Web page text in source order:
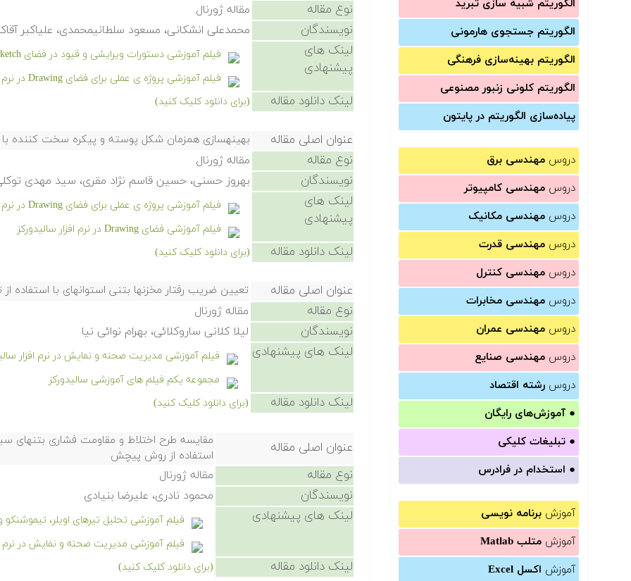
الگوریتم شبیه سازی تبرید
الگوریتم جستجوی هارمونی
الگوریتم بهینه‌سازی فرهنگی
الگوریتم کلونی زنبور مصنوعی
پیاده‌سازی الگوریتم در پایتون
دروس مهندسی برق
دروس مهندسی کامپیوتر
دروس مهندسی مکانیک
دروس مهندسی قدرت
دروس مهندسی کنترل
دروس مهندسی مخابرات
دروس مهندسی عمران
دروس مهندسی صنایع
دروس رشته اقتصاد
● آموزش‌های رایگان
● تبلیغات کلیکی
● استخدام در فرادرس
آموزش برنامه نویسی
آموزش متلب Matlab
آموزش اکسل Excel
نوع مقاله مقاله ژورنال
نویسندگان محمدعلی انشکانی، مسعود سلطانیمحمدی، علیاکبر
لینک های
پیشنهادی
فیلم آموزشی دستورات ویرایشی و قیود در فضای Sketch نرم افزار سالیدورکز
فیلم آموزشی پروژه ی عملی برای فضای Drawing در نرم افزار سالیدورکز
لینک دانلود مقاله (برای دانلود کلیک کنید)
عنوان اصلی مقاله بهینهسازی همزمان شکل پوسته و پیکره سخت کننده با
نوع مقاله مقاله ژورنال
نویسندگان بهروز حسنی، حسین قاسم نژاد مقری، سید مهدی
لینک های
پیشنهادی
فیلم آموزشی پروژه ی عملی برای فضای Drawing در نرم افزار سالیدورکز
فیلم آموزشی فضای Drawing در نرم افزار سالیدورکز
لینک دانلود مقاله (برای دانلود کلیک کنید)
عنوان اصلی مقاله تعیین ضریب رفتار مخزنها بتنی استوانهای با استفاده
نوع مقاله مقاله ژورنال
نویسندگان لیلا کلانی ساروکلائی، بهرام نوائی نیا
لینک های پیشنهادی
فیلم آموزشی مدیریت صحنه و نمایش در نرم افزار
مجموعه یکم فیلم های آموزشی سالیدورکز
لینک دانلود مقاله (برای دانلود کلیک کنید)
عنوان اصلی مقاله
مقایسه طرح اختلاط و مقاومت فشاری بتنهای
استفاده از روش پیچش
نوع مقاله مقاله ژورنال
نویسندگان محمود نادری، علیرضا بنیادی
لینک های پیشنهادی
فیلم آموزشی تحلیل تیرهای اویلر،
فیلم آموزشی مدیریت صحنه و نمایش در نرم
لینک دانلود مقاله (برای دانلود کلیک کنید)